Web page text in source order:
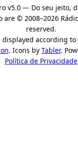
v5.0 — Do seu jeito,
are © 2008–2026
reserved.
displayed according to
. Icons by Tabler.
Política de Privacidade